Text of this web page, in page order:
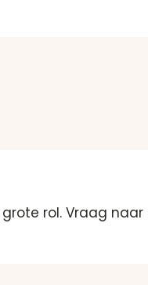
rol.​ Vraag naar